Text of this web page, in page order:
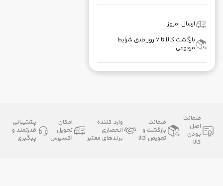
ارسال امروز
بازگشت کالا تا ۷ روز طبق شرایط
مرجوعی
ضمانت
اصل
بودن
کالا
ضمانت
بازگشت و
تعویض کالا
وارد کننده
انحصاری
برندهای معتبر
امکان
تحویل
اکسپرس
پشتیبانی
قدرتمند و
پیگیری